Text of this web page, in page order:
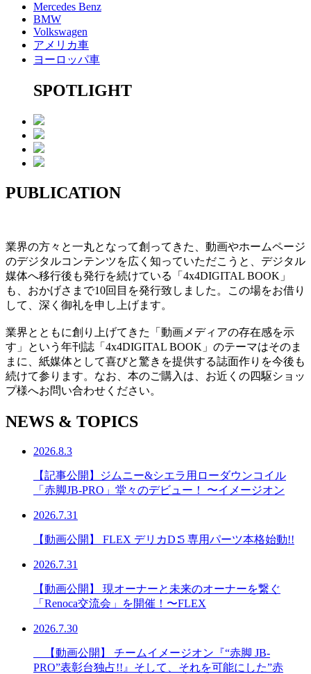
Mercedes Benz
BMW
Volkswagen
アメリカ車
ヨーロッパ車
SPOTLIGHT
PUBLICATION
業界の方々と一丸となって創ってきた、動画やホームページ
のデジタルコンテンツを広く知っていただこうと、デジタル
媒体へ移行後も発行を続けている「4x4DIGITAL BOOK」
も、おかげさまで10回目を発行致しました。この場をお借り
して、深く御礼を申し上げます。
業界とともに創り上げてきた「動画メディアの存在感を示
す」という年刊誌「4x4DIGITAL BOOK」のテーマはそのま
まに、紙媒体として喜びと驚きを提供する誌面作りを今後も
続けて参ります。なお、本のご購入は、お近くの四駆ショッ
プ様へお問い合わせください。
NEWS & TOPICS
2026.8.3
【記事公開】ジムニー&シエラ用ローダウンコイル
「赤脚JB-PRO」堂々のデビュー！ 〜イメージオン
2026.7.31
【動画公開】 FLEX デリカD∶5 専用パーツ本格始動!!
2026.7.31
【動画公開】 現オーナーと未来のオーナーを繋ぐ
「Renoca交流会」を開催！〜FLEX
2026.7.30
【動画公開】 チームイメージオン『“赤脚 JB-
PRO”表彰台独占!!』そして、それを可能にした”赤